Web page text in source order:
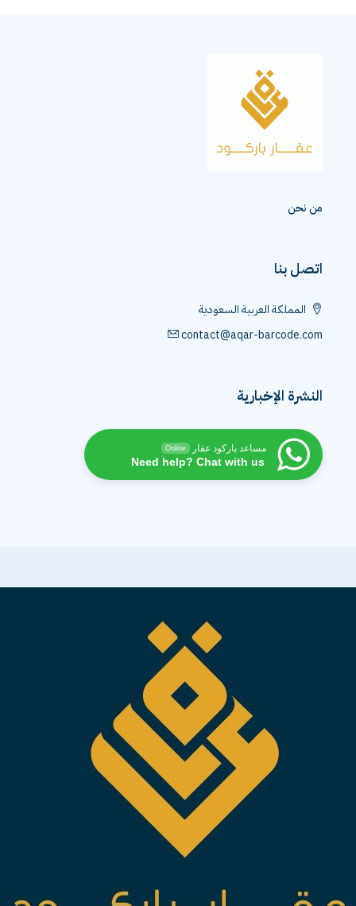
من نحن
اتصل بنا
المملكة العربية السعودية
contact@aqar-barcode.com
النشرة الإخبارية
مساعد باركود عقار Online
Need help? Chat with us